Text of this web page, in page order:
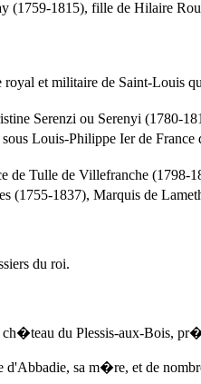
1815), fille de Hilaire
royal et militaire de Saint-
Serenzi ou Serenyi (1780-
Louis-Philippe Ier de
de Tulle de Villefranche (1798-
(1755-1837), Marquis de
du roi.
du Plessis-aux-Bois,
sa m�re, et de